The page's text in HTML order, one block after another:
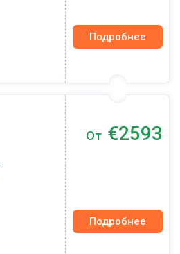
Подробнее
От €2593
Подробнее